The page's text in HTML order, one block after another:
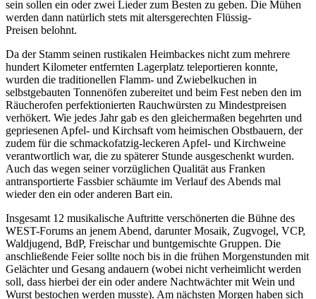
sein sollen ein oder zwei Lieder zum Besten zu geben. Die Mühen
werden dann natürlich stets mit altersgerechten Flüssig-
Preisen belohnt.
Da der Stamm seinen rustikalen Heimbackes nicht zum mehrere
hundert Kilometer entfernten Lagerplatz teleportieren konnte,
wurden die traditionellen Flamm- und Zwiebelkuchen in
selbstgebauten Tonnenöfen zubereitet und beim Fest neben den im
Räucherofen perfektionierten Rauchwürsten zu Mindestpreisen
verhökert. Wie jedes Jahr gab es den gleichermaßen begehrten und
gepriesenen Apfel- und Kirchsaft vom heimischen Obstbauern, der
zudem für die schmackofatzig-leckeren Apfel- und Kirchweine
verantwortlich war, die zu späterer Stunde ausgeschenkt wurden.
Auch das wegen seiner vorzüglichen Qualität aus Franken
antransportierte Fassbier schäumte im Verlauf des Abends mal
wieder den ein oder anderen Bart ein.
Insgesamt 12 musikalische Auftritte verschönerten die Bühne des
WEST-Forums an jenem Abend, darunter Mosaik, Zugvogel, VCP,
Waldjugend, BdP, Freischar und buntgemischte Gruppen. Die
anschließende Feier sollte noch bis in die frühen Morgenstunden mit
Gelächter und Gesang andauern (wobei nicht verheimlicht werden
soll, dass hierbei der ein oder andere Nachtwächter mit Wein und
Wurst bestochen werden musste). Am nächsten Morgen haben sich